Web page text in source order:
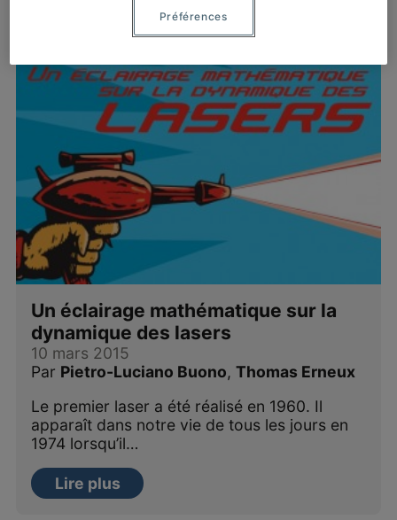
Un éclairage mathématique sur la
dynamique des lasers
10 mars 2015
Par Pietro-Luciano Buono,Thomas Erneux
Le premier laser a été réalisé en 1960. Il
apparaît dans notre vie de tous les jours en
1974 lorsqu’il…
Lire plus
Préférences